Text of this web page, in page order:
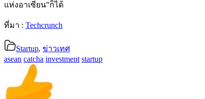
แห่งอาเซียน”ก็ได้
ที่มา : Techcrunch
Startup, ข่าวเทศ
asean catcha investment startup